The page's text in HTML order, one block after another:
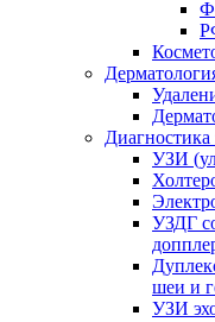
Диагностика
УЗИ
УЗДГ
шеи и
УЗИ